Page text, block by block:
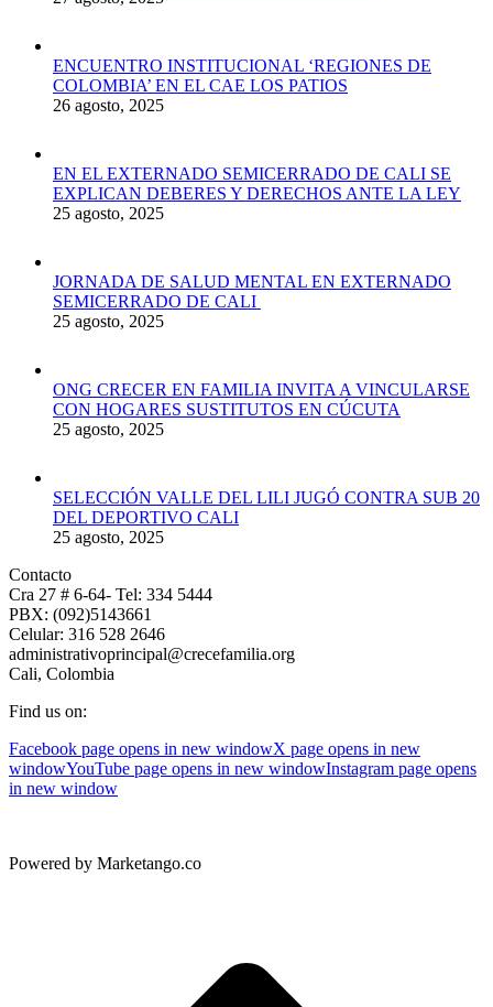
ENCUENTRO INSTITUCIONAL ‘REGIONES DE
COLOMBIA’ EN EL CAE LOS PATIOS
26 agosto, 2025
EN EL EXTERNADO SEMICERRADO DE CALI SE
EXPLICAN DEBERES Y DERECHOS ANTE LA LEY
25 agosto, 2025
JORNADA DE SALUD MENTAL EN EXTERNADO
SEMICERRADO DE CALI
25 agosto, 2025
ONG CRECER EN FAMILIA INVITA A VINCULARSE
CON HOGARES SUSTITUTOS EN CÚCUTA
25 agosto, 2025
SELECCIÓN VALLE DEL LILI JUGÓ CONTRA SUB 20
DEL DEPORTIVO CALI
25 agosto, 2025
Contacto
Cra 27 # 6-64- Tel: 334 5444
PBX: (092)5143661
Celular: 316 528 2646
administrativoprincipal@crecefamilia.org
Cali, Colombia
Find us on:
Facebook page opens in new windowX page opens in new
windowYouTube page opens in new windowInstagram page opens
in new window
Powered by Marketango.co